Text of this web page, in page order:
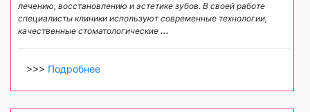
лечению, восстановлению и эстетике зубов. В своей работе
специалисты клиники используют современные технологии,
качественные стоматологические ...
>>> Подробнее